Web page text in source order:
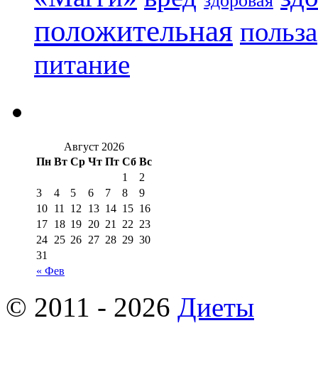
положительная польза
питание
Август 2026
Пн Вт Ср Чт Пт Сб Вс
« Фев
1
2
3
4 5 6 7 8
9
10 11 12 13 14 15 16
17 18 19 20 21 22 23
24 25 26 27 28 29 30
31
© 2011 - 2026 Диеты